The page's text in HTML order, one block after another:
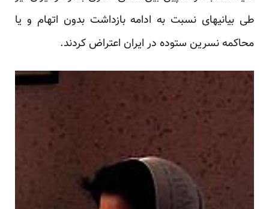
طی بیانیه­ای نسبت به ادامه بازداشت بدون اتهام و یا
محاکمه نسرین ستوده در ایران اعتراض کردند.